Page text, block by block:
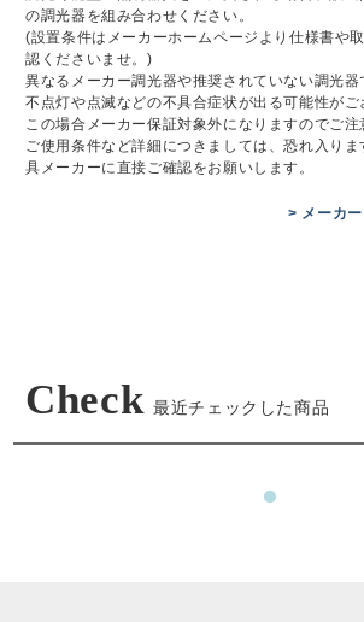
の調光器を組み合わせください。
(設置条件はメーカーホームページより仕様書や
認くださいませ。)
異なるメーカー調光器や推奨されていない調光器
不点灯や点滅などの不具合症状が出る可能性がご
この場合メーカー保証対象外になりますのでご注
ご使用条件など詳細につきましては、恐れ入り
具メーカーに直接ご確認をお願いします。
> メーカ
Check 最近チェックした商品